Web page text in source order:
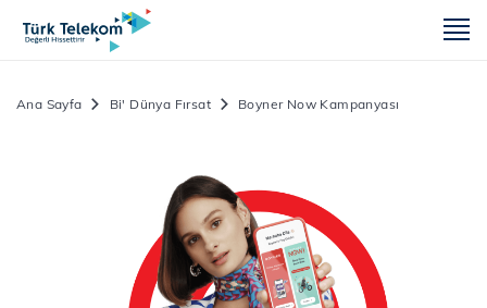
Ana Sayfa Bi' Dünya Fırsat Boyner Now Kampanyası